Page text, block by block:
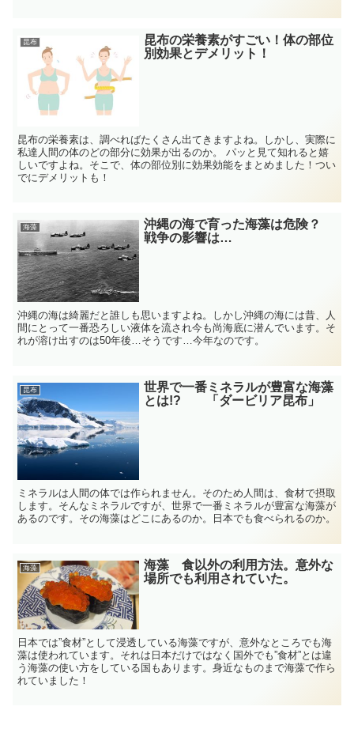
昆布
昆布の栄養素がすごい！体の部位
別効果とデメリット！
昆布の栄養素は、調べればたくさん出てきますよね。しかし、実際に
私達人間の体のどの部分に効果が出るのか。 パッと見て知れると嬉
しいですよね。そこで、体の部位別に効果効能をまとめました！つい
でにデメリットも！
海藻
沖縄の海で育った海藻は危険？
戦争の影響は…
沖縄の海は綺麗だと誰しも思いますよね。しかし沖縄の海には昔、人
間にとって一番恐ろしい液体を流され今も尚海底に潜んでいます。そ
れが溶け出すのは50年後…そうです…今年なのです。
昆布
世界で一番ミネラルが豊富な海藻
とは!? 「ダービリア昆布」
ミネラルは人間の体では作られません。そのため人間は、食材で摂取
します。そんなミネラルですが、世界で一番ミネラルが豊富な海藻が
あるのです。その海藻はどこにあるのか。日本でも食べられるのか。
海藻
海藻 食以外の利用方法。意外な
場所でも利用されていた。
日本では”食材”として浸透している海藻ですが、意外なところでも海
藻は使われています。それは日本だけではなく国外でも”食材”とは違
う海藻の使い方をしている国もあります。身近なものまで海藻で作ら
れていました！